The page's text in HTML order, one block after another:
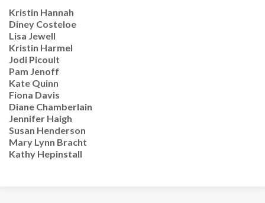
Kristin Hannah
Diney Costeloe
Lisa Jewell
Kristin Harmel
Jodi Picoult
Pam Jenoff
Kate Quinn
Fiona Davis
Diane Chamberlain
Jennifer Haigh
Susan Henderson
Mary Lynn Bracht
Kathy Hepinstall